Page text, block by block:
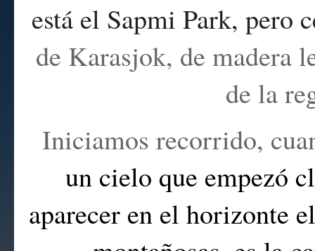
está el Sapmi Park, pero
de Karasjok, de madera
de la
Iniciamos recorrido,
un cielo que empezó
aparecer en el horizonte